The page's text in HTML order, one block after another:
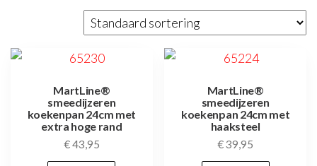
MartLine®
smeedijzeren
koekenpan 24cm met
extra hoge rand
€43,95
MartLine®
smeedijzeren
koekenpan 24cm met
haaksteel
€39,95